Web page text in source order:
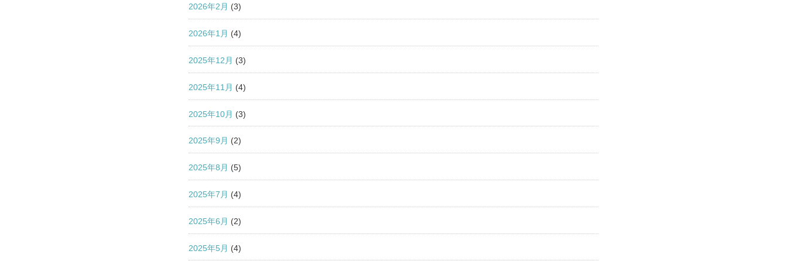
2026年2月 (3)
2026年1月 (4)
2025年12月 (3)
2025年11月 (4)
2025年10月 (3)
2025年9月 (2)
2025年8月 (5)
2025年7月 (4)
2025年6月 (2)
2025年5月 (4)